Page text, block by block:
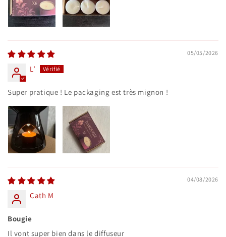
05/05/2026
L’
Super pratique ! Le packaging est très mignon !
04/08/2026
Cath M
Bougie
Il vont super bien dans le diffuseur